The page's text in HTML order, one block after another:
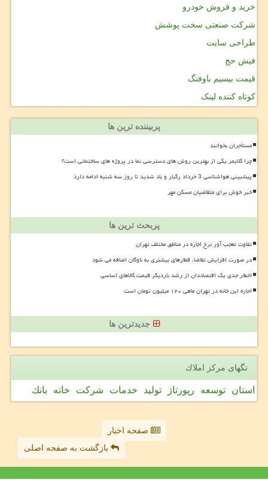
خرید و فروش خودرو
شرکت صنعتی سخت پوشش
طراحی سایت
فیش حج
قیمت بیسیم باوفنگ
کوتاه کننده لینک
پربیننده ترین ها
مستأجران بخوانند
چرا کلایمر یکی از بهترین روش های دسترسی نما در پروژه های ساختمانی است؟
پیشبینی هواشناسی 3 خرداد رگبار و باد شدید تا روز سه شنبه ادامه دارد
خبر خوش برای متقاضیان مسکن مهر
پربحث ترین ها
تفاوت تعجب آور نرخ اجاره در مناطق مختلف تهران
در صورت افزایش تقاضا، قطارهای بیشتری به ناوگان اضافه می شود
اخطار جدی یک اقتصاددان از رشد باردیگر قیمت کالاهای اساسی
اجاره این خانه در تهران ماهی ۱۲۰ میلیون تومان است
جدیدترین ها
تگهای مركز املاك
استان توسعه رپورتاژ تولید خدمات شركت خانه بانك
صفحه اخبار
بازگشت به صفحه اصلی